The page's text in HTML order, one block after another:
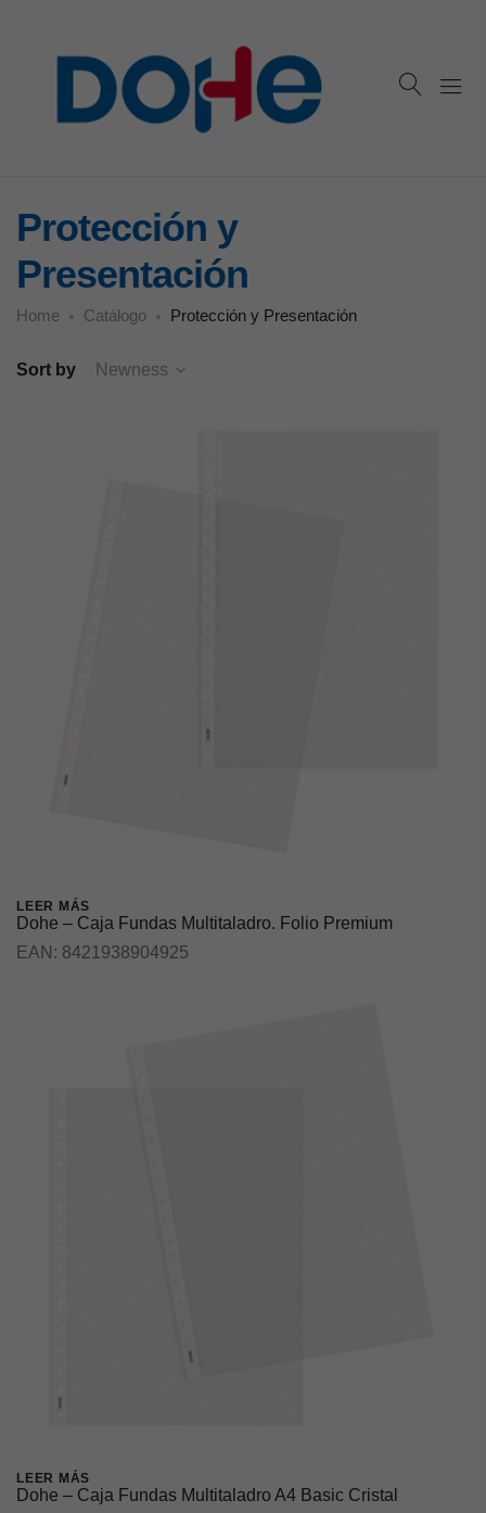
Protección y
Presentación
Home Catálogo Protección y Presentación
Sort by Newness
LEER MÁS
Dohe – Caja Fundas Multitaladro. Folio Premium
EAN: 8421938904925
LEER MÁS
Dohe – Caja Fundas Multitaladro A4 Basic Cristal